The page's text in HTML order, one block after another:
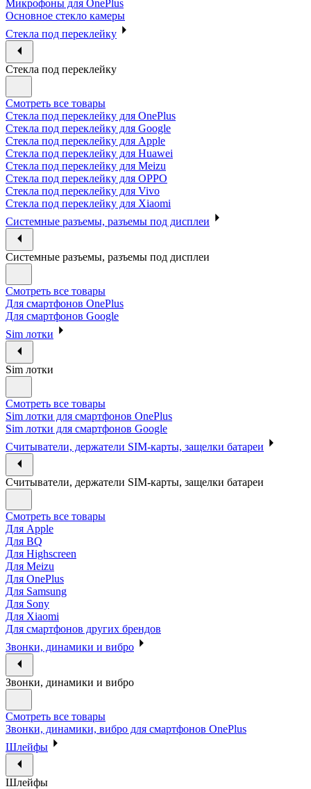
Микрофоны для OnePlus
Основное стекло камеры
Стекла под переклейку
Стекла под переклейку
Смотреть все товары
Стекла под переклейку для OnePlus
Стекла под переклейку для Google
Стекла под переклейку для Apple
Стекла под переклейку для Huawei
Стекла под переклейку для Meizu
Стекла под переклейку для OPPO
Стекла под переклейку для Vivo
Стекла под переклейку для Xiaomi
Системные разъемы, разъемы под дисплеи
Системные разъемы, разъемы под дисплеи
Смотреть все товары
Для смартфонов OnePlus
Для смартфонов Google
Sim лотки
Sim лотки
Смотреть все товары
Sim лотки для смартфонов OnePlus
Sim лотки для смартфонов Google
Считыватели, держатели SIM-карты, защелки батареи
Считыватели, держатели SIM-карты, защелки батареи
Смотреть все товары
Для Apple
Для BQ
Для Highscreen
Для Meizu
Для OnePlus
Для Samsung
Для Sony
Для Xiaomi
Для смартфонов других брендов
Звонки, динамики и вибро
Звонки, динамики и вибро
Смотреть все товары
Звонки, динамики, вибро для смартфонов OnePlus
Шлейфы
Шлейфы